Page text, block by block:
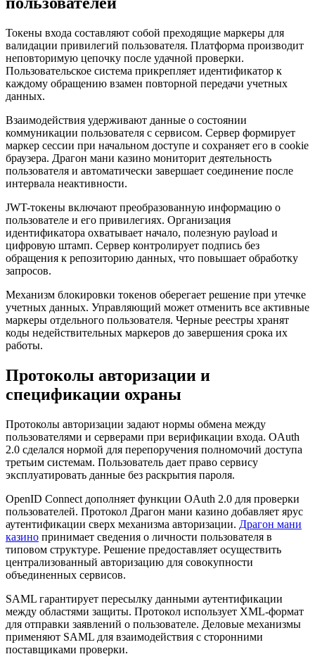
Токены входа составляют собой преходящие маркеры для
валидации привилегий пользователя. Платформа производит
неповторимую цепочку после удачной проверки.
Пользовательское система прикрепляет идентификатор к
каждому обращению взамен повторной передачи учетных
данных.
Взаимодействия удерживают данные о состоянии
коммуникации пользователя с сервисом. Сервер формирует
маркер сессии при начальном доступе и сохраняет его в cookie
браузера. Драгон мани казино мониторит деятельность
пользователя и автоматически завершает соединение после
интервала неактивности.
JWT-токены включают преобразованную информацию о
пользователе и его привилегиях. Организация
идентификатора охватывает начало, полезную payload и
цифровую штамп. Сервер контролирует подпись без
обращения к репозиторию данных, что повышает обработку
запросов.
Механизм блокировки токенов оберегает решение при утечке
учетных данных. Управляющий может отменить все активные
маркеры отдельного пользователя. Черные реестры хранят
коды недействительных маркеров до завершения срока их
работы.
Протоколы авторизации и
спецификации охраны
Протоколы авторизации задают нормы обмена между
пользователями и серверами при верификации входа. OAuth
2.0 сделался нормой для перепоручения полномочий доступа
третьим системам. Пользователь дает право сервису
эксплуатировать данные без раскрытия пароля.
OpenID Connect дополняет функции OAuth 2.0 для проверки
пользователей. Протокол Драгон мани казино добавляет ярус
аутентификации сверх механизма авторизации. Драгон мани
казино принимает сведения о личности пользователя в
типовом структуре. Решение предоставляет осуществить
централизованный авторизацию для совокупности
объединенных сервисов.
SAML гарантирует пересылку данными аутентификации
между областями защиты. Протокол использует XML-формат
для отправки заявлений о пользователе. Деловые механизмы
применяют SAML для взаимодействия с сторонними
поставщиками проверки.